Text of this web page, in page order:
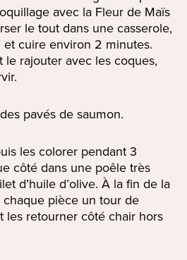
avec la Fleur de Maïs
le tout dans une casserole,
cuire environ 2 minutes.
le rajouter avec les coques,
pavés de saumon.
les colorer pendant 3
côté dans une poêle très
d’huile d’olive. À la fin de la
pièce un tour de
les retourner côté chair hors